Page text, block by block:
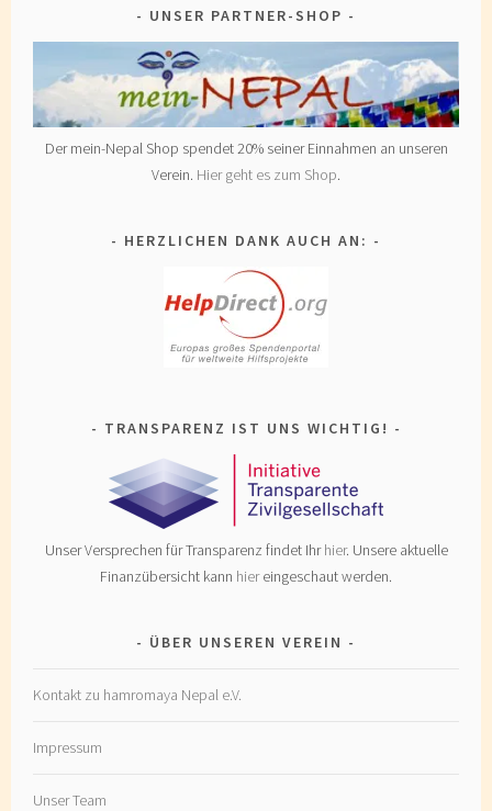
UNSER PARTNER-SHOP
Der mein-Nepal Shop spendet 20% seiner Einnahmen an unseren
Verein. Hier geht es zum Shop.
HERZLICHEN DANK AUCH AN:
TRANSPARENZ IST UNS WICHTIG!
Unser Versprechen für Transparenz findet Ihrhier. Unsere aktuelle
Finanzübersicht kann hiereingeschaut werden.
ÜBER UNSEREN VEREIN
Kontakt zu hamromaya Nepal e.V.
Impressum
Unser Team